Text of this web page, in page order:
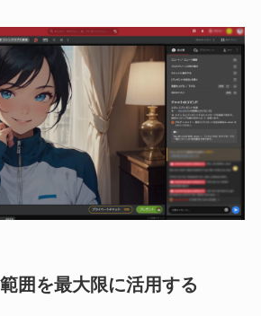
囲を最大限に活用する